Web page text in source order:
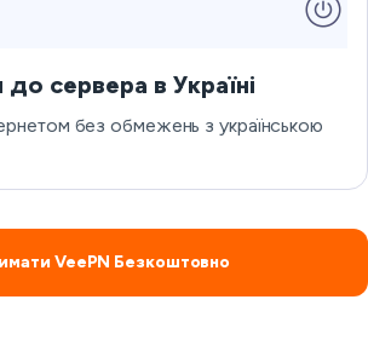
до сервера в Україні
без обмежень з українською
VeePN Безкоштовно